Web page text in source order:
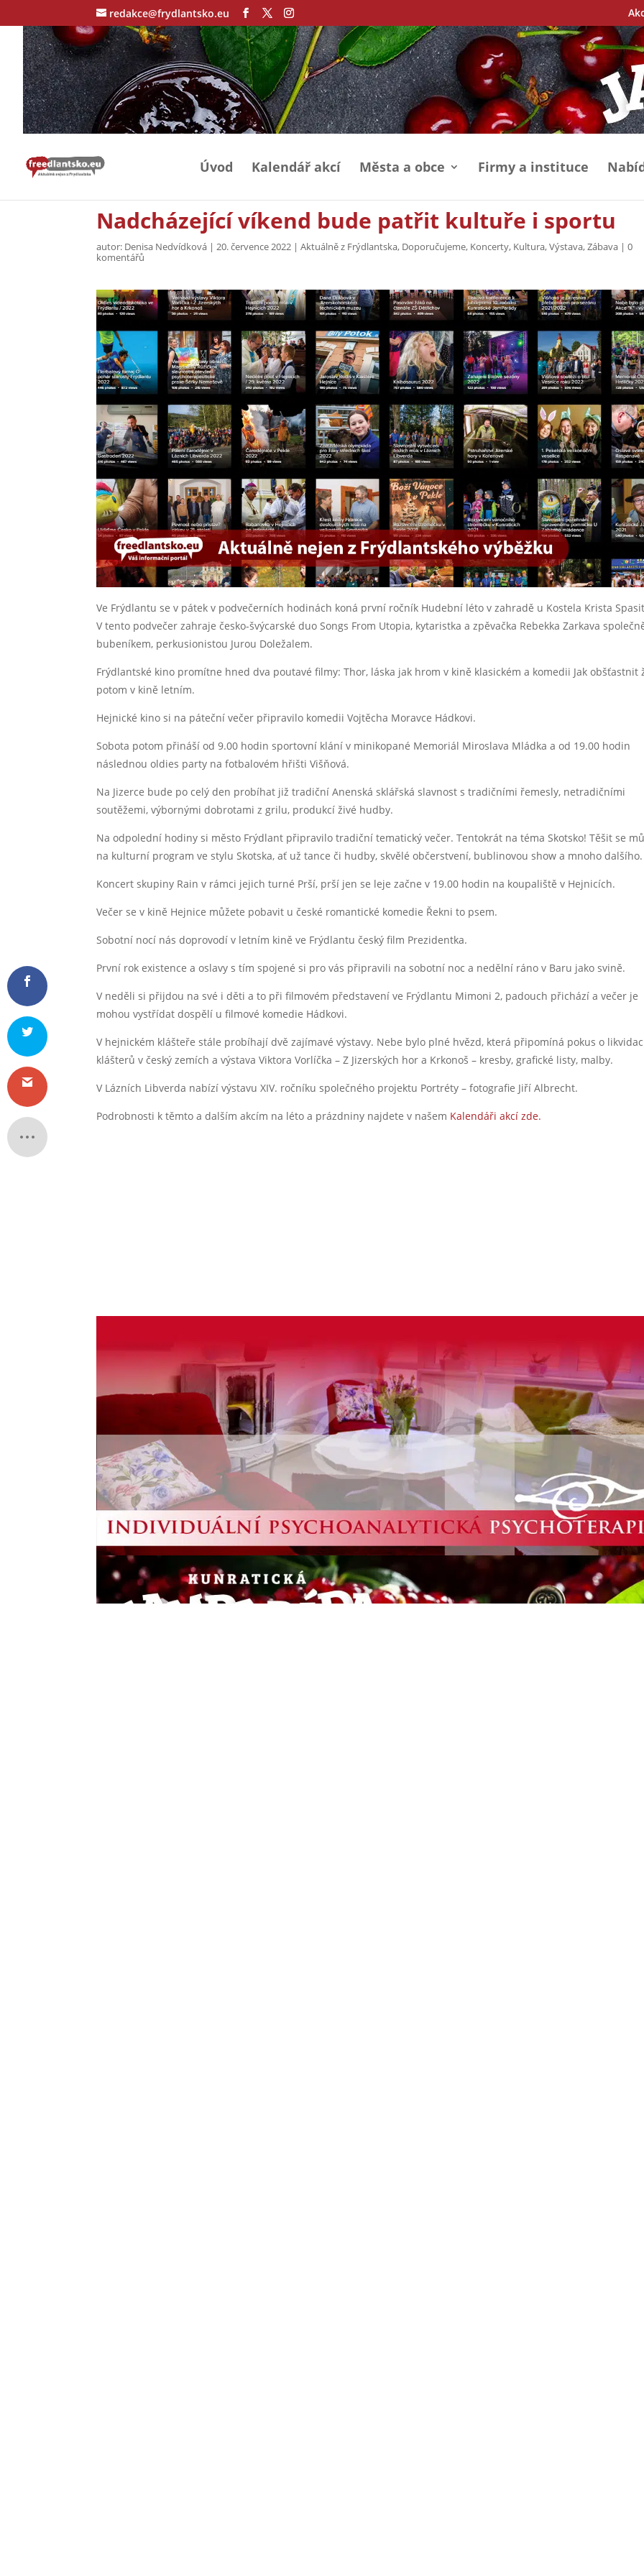
redakce@frydlantsko.eu
Úvod Kalendář akcí Města a obce Firmy a instituce
Nadcházející víkend bude patřit kultuře i sportu
autor: Denisa Nedvídková |20. července 2022 |Aktuálně z Frýdlantska, Doporučujeme, Koncerty, Kultura,Výstava,Zábava |0
komentářů
Ve Frýdlantu se v pátek v podvečerních hodinách koná první ročník Hudební léto v zahradě u Kostela Krista
V tento podvečer zahraje česko-švýcarské duo Songs From Utopia, kytaristka a zpěvačka Rebekka Zarkava
bubeníkem, perkusionistou Jurou Doležalem.
Frýdlantské kino promítne hned dva poutavé filmy: Thor, láska jak hrom v kině klasickém a komedii Jak obšťastnit
potom v kině letním.
Hejnické kino si na páteční večer připravilo komedii Vojtěcha Moravce Hádkovi.
Sobota potom přináší od 9.00 hodin sportovní klání v minikopané Memoriál Miroslava Mládka a od 19.00 hodin
následnou oldies party na fotbalovém hřišti Višňová.
Na Jizerce bude po celý den probíhat již tradiční Anenská sklářská slavnost s tradičními řemesly, netradičními
soutěžemi, výbornými dobrotami z grilu, produkcí živé hudby.
Na odpolední hodiny si město Frýdlant připravilo tradiční tematický večer. Tentokrát na téma Skotsko! Těšit se
na kulturní program ve stylu Skotska, ať už tance či hudby, skvělé občerstvení, bublinovou show a mnoho dalšího.
Koncert skupiny Rain v rámci jejich turné Prší, prší jen se leje začne v 19.00 hodin na koupaliště v Hejnicích.
Večer se v kině Hejnice můžete pobavit u české romantické komedie Řekni to psem.
Sobotní nocí nás doprovodí v letním kině ve Frýdlantu český film Prezidentka.
První rok existence a oslavy s tím spojené si pro vás připravili na sobotní noc a nedělní ráno v Baru jako svině.
V neděli si přijdou na své i děti a to při filmovém představení ve Frýdlantu Mimoni 2, padouch přichází a večer je
mohou vystřídat dospělí u filmové komedie Hádkovi.
V hejnickém klášteře stále probíhají dvě zajímavé výstavy. Nebe bylo plné hvězd, která připomíná pokus o
klášterů v český zemích a výstava Viktora Vorlíčka – Z Jizerských hor a Krkonoš – kresby, grafické listy, malby.
V Lázních Libverda nabízí výstavu XIV. ročníku společného projektu Portréty – fotografie Jiří Albrecht.
Podrobnosti k těmto a dalším akcím na léto a prázdniny najdete v našem Kalendáři akcí zde.